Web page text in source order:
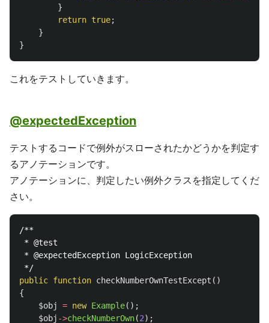
}
return true;
}
}
これをテストしていきます。
@expectedException
テストするコードで例外がスローされたかどうかを判定す
るアノテーションです。
アノテーションに、判定したい例外クラスを指定してくだ
さい。
/**
* @test
* @expectedException LogicException
*/
public function checkNumberOwnTestExcept ()
{
$obj
= new Example();
$obj ->checkNumberOwn(2);